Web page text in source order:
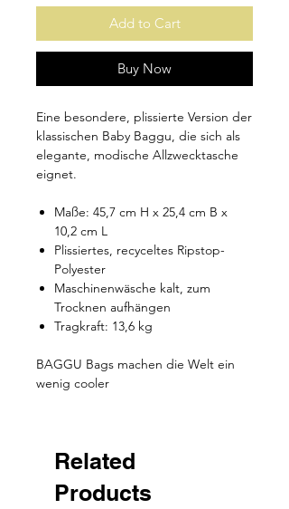
Add to Cart
Buy Now
Eine besondere, plissierte Version der
klassischen Baby Baggu, die sich als
elegante, modische Allzwecktasche
eignet.
Maße: 45,7 cm H x 25,4 cm B x
10,2 cm L
Plissiertes, recyceltes Ripstop-
Polyester
Maschinenwäsche kalt, zum
Trocknen aufhängen
Tragkraft: 13,6 kg
BAGGU Bags machen die Welt ein
wenig cooler
Related
Products